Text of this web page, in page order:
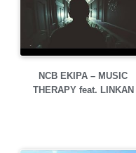
NCB EKIPA – MUSIC
THERAPY feat. LINKAN